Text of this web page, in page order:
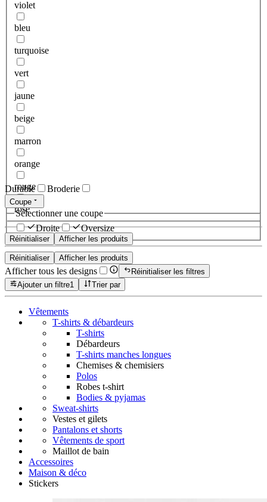
violet
bleu
turquoise
vert
jaune
beige
marron
orange
rouge
rose
Réinitialiser Afficher les produits
Durable Broderie
Coupe
Sélectionner une coupe
Droite
Oversize
Réinitialiser Afficher les produits
Afficher tous les designs
Réinitialiser les filtres
Ajouter un filtre1 Trier par
Vêtements
T-shirts & débardeurs
T-shirts
Débardeurs
T-shirts manches longues
Chemises & chemisiers
Polos
Robes t-shirt
Bodies & pyjamas
Sweat-shirts
Vestes et gilets
Pantalons et shorts
Vêtements de sport
Maillot de bain
Accessoires
Maison & déco
Stickers